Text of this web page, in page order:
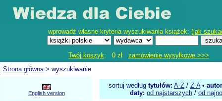
wprowadź własne kryteria wyszukiwania książek: (jak
Twój koszyk: 0 zł zamówienie wysyłkowe >>>
Strona główna> wyszukiwanie
English version
sortuj według tytułów: A-Z / Z-A•
daty: od najstarszych / od